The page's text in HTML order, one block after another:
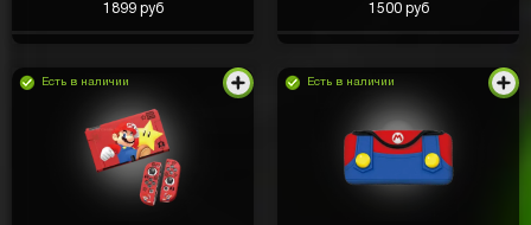
1899 руб
1500 руб
Есть в наличии Есть в наличии